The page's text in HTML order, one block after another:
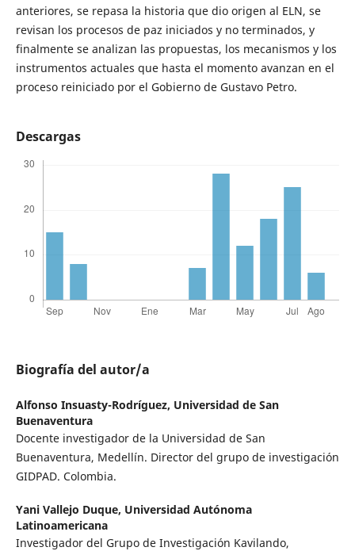
anteriores, se repasa la historia que dio origen al ELN, se
revisan los procesos de paz iniciados y no terminados, y
finalmente se analizan las propuestas, los mecanismos y los
instrumentos actuales que hasta el momento avanzan en el
proceso reiniciado por el Gobierno de Gustavo Petro.
Descargas
Biografía del autor/a
Alfonso Insuasty-Rodríguez, Universidad de San
Buenaventura
Docente investigador de la Universidad de San
Buenaventura, Medellín. Director del grupo de investigación
GIDPAD. Colombia.
Yani Vallejo Duque, Universidad Autónoma
Latinoamericana
Investigador del Grupo de Investigación Kavilando,